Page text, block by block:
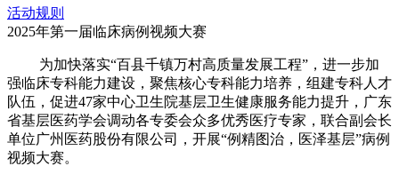
活动规则
2025年第一届临床病例视频大赛
为加快落实“百县千镇万村高质量发展工程”，进一步加
强临床专科能力建设，聚焦核心专科能力培养，组建专科人才
队伍，促进47家中心卫生院基层卫生健康服务能力提升，广东
省基层医药学会调动各专委会众多优秀医疗专家，联合副会长
单位广州医药股份有限公司，开展“例精图治，医泽基层”病例
视频大赛。